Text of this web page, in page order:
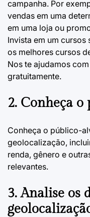
campanha. Por
vendas em uma
em uma loja ou
Invista em um cursos
os melhores cursos
Nos te ajudamos
gratuitamente.
2. Conheça
Conheça o público-
geolocalização,
renda, gênero e
relevantes.
3. Analise os